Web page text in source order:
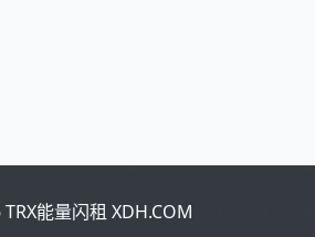
能量闪租 XDH.COM